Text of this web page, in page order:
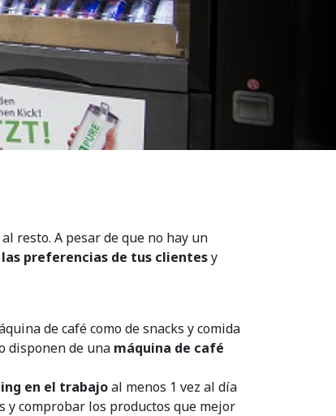
resto. A pesar de que no hay un
preferencias de tus clientesy
de café como de snacks y comida
disponen de una máquina de café
en el trabajoal menos 1 vez al día
y comprobar los productos que mejor